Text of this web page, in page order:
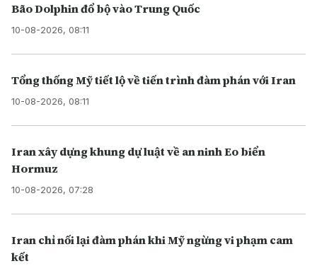
Bão Dolphin đổ bộ vào Trung Quốc
10-08-2026, 08:11
Tổng thống Mỹ tiết lộ về tiến trình đàm phán với Iran
10-08-2026, 08:11
Iran xây dựng khung dự luật về an ninh Eo biển
Hormuz
10-08-2026, 07:28
Iran chỉ nối lại đàm phán khi Mỹ ngừng vi phạm cam
kết